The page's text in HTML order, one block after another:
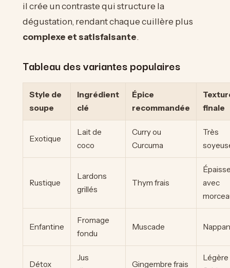
il crée un contraste qui structure la
dégustation, rendant chaque cuillère plus
complexe et satisfaisante.
Tableau des variantes populaires
Style de
soupe
Ingrédient
clé
Épice
recommandée
finale
Exotique
Lait de
coco
Curry ou
Curcuma
Très
Rustique
Lardons
grillés
Thym frais
avec
Enfantine
Fromage
fondu
Muscade
Détox
Jus
Gingembre frais